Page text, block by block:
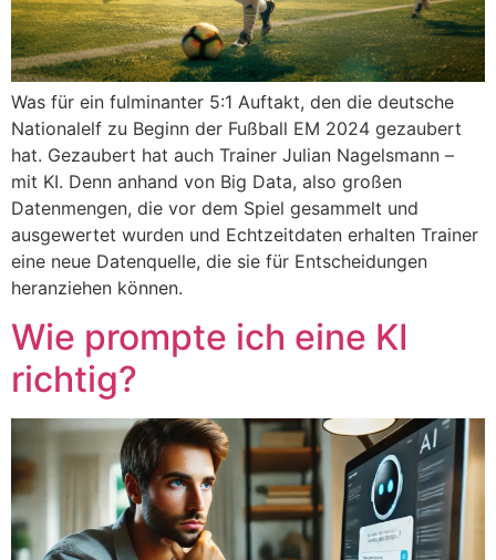
Was für ein fulminanter 5:1 Auftakt, den die deutsche
Nationalelf zu Beginn der Fußball EM 2024 gezaubert
hat. Gezaubert hat auch Trainer Julian Nagelsmann –
mit KI. Denn anhand von Big Data, also großen
Datenmengen, die vor dem Spiel gesammelt und
ausgewertet wurden und Echtzeitdaten erhalten Trainer
eine neue Datenquelle, die sie für Entscheidungen
heranziehen können.
Wie prompte ich eine KI
richtig?